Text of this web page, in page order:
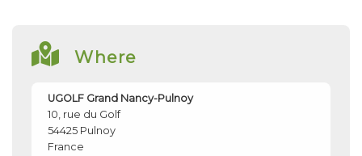
Where
UGOLF Grand Nancy-Pulnoy
10, rue du Golf
54425 Pulnoy
France